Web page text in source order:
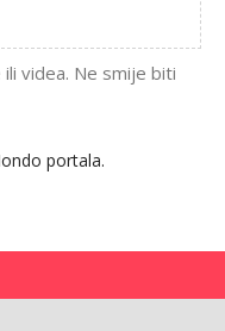
videa. Ne smije biti
portala.